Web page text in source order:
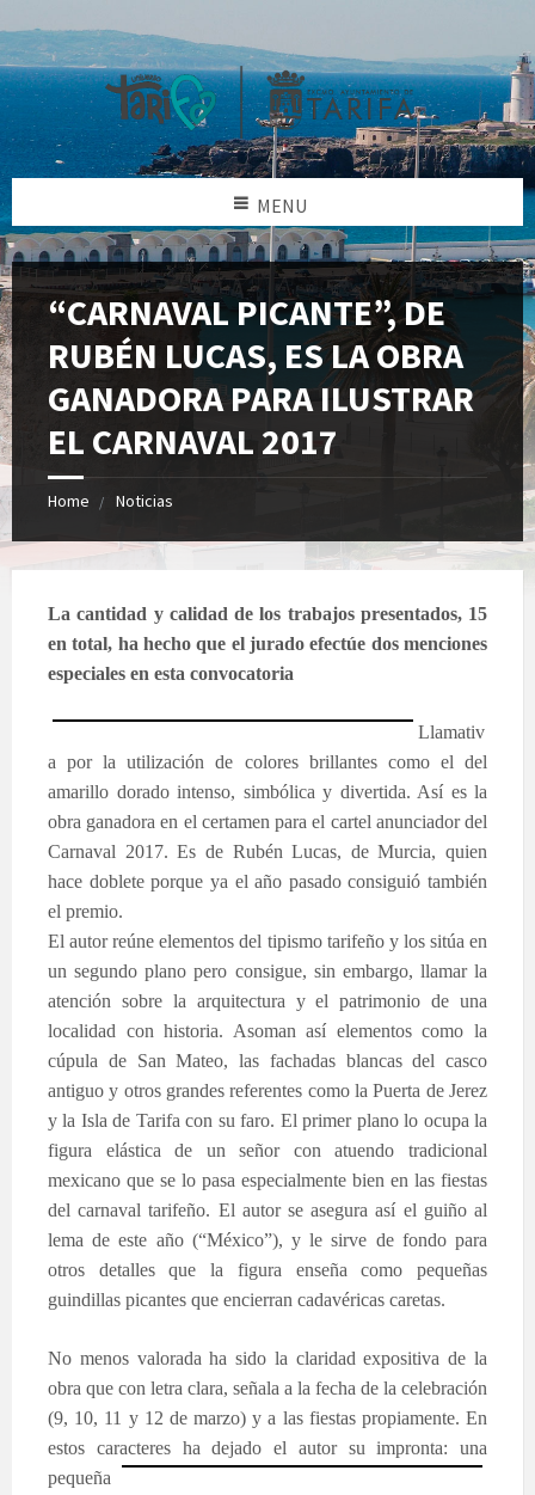
MENU
“CARNAVAL PICANTE”, DE
RUBÉN LUCAS, ES LA OBRA
GANADORA PARA ILUSTRAR
EL CARNAVAL 2017
Home Noticias
La cantidad y calidad de los trabajos presentados, 15
en total, ha hecho que el jurado efectúe dos menciones
especiales en esta convocatoria
Llamativ
a por la utilización de colores brillantes como el del
amarillo dorado intenso, simbólica y divertida. Así es la
obra ganadora en el certamen para el cartel anunciador del
Carnaval 2017. Es de Rubén Lucas, de Murcia, quien
hace doblete porque ya el año pasado consiguió también
el premio.
El autor reúne elementos del tipismo tarifeño y los sitúa en
un segundo plano pero consigue, sin embargo, llamar la
atención sobre la arquitectura y el patrimonio de una
localidad con historia. Asoman así elementos como la
cúpula de San Mateo, las fachadas blancas del casco
antiguo y otros grandes referentes como la Puerta de Jerez
y la Isla de Tarifa con su faro. El primer plano lo ocupa la
figura elástica de un señor con atuendo tradicional
mexicano que se lo pasa especialmente bien en las fiestas
del carnaval tarifeño. El autor se asegura así el guiño al
lema de este año (“México”), y le sirve de fondo para
otros detalles que la figura enseña como pequeñas
guindillas picantes que encierran cadavéricas caretas.
No menos valorada ha sido la claridad expositiva de la
obra que con letra clara, señala a la fecha de la celebración
(9, 10, 11 y 12 de marzo) y a las fiestas propiamente. En
estos caracteres ha dejado el autor su impronta: una
pequeña